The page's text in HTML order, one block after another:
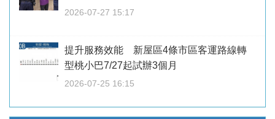
2026-07-27 15:17
提升服務效能 新屋區4條市區客運路線轉
型桃小巴7/27起試辦3個月
2026-07-25 16:15